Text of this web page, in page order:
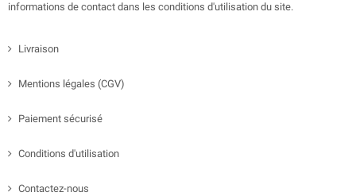
informations de contact dans les conditions d'utilisation du site.
Livraison
Mentions légales (CGV)
Paiement sécurisé
Conditions d'utilisation
Contactez-nous